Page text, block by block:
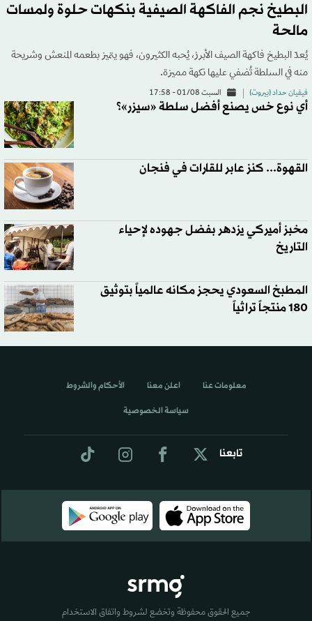
البطيخ نجم الفاكهة الصيفية بنكهات حلوة ولمسات
مالحة
يُعدّ البطيخ فاكهة الصيف الأبرز، يُحبه الكثيرون، فهو يتميز بطعمه المنعش وشريحة
منه في السلطة تُضفي عليها نكهة مميزة.
فيفيان حداد (بيروت) السبت 01/08 - 17:58
أي نوع خس يصنع أفضل سلطة «سيزر»؟
القهوة... كنز عابر للقارات في فنجان
مخبز أميركي يزدهر بفضل جهوده لإحياء
التاريخ
المطبخ السعودي يحجز مكانه عالمياً بتوثيق
180 منتجاً تراثياً
تابعنا
معلومات عنا اعلن معنا الأحكام والشروط
سياسة الخصوصية
جميع الحقوق محفوظة وتخضع لشروط واتفاق الاستخدام